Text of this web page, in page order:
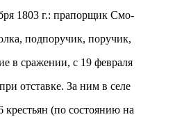
1803 г.: прапорщик Смо-
подпоручик, поручик,
в сражении, с 19 февраля
отставке. За ним в селе
(по состоянию на